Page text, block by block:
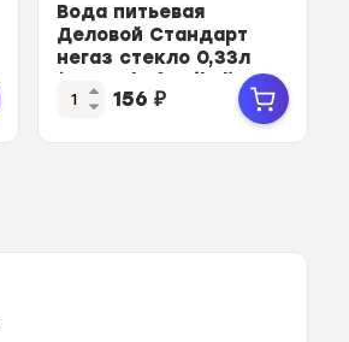
Вода питьевая
Деловой Стандарт
негаз стекло 0,33л
(Legend of Baikal) СПБ
156₽